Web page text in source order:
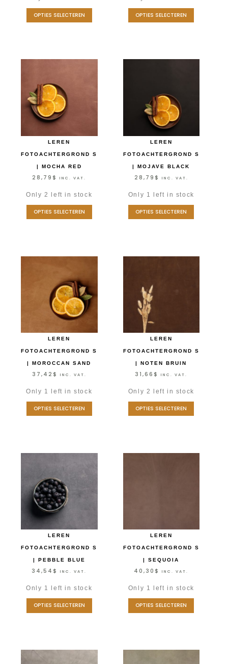
OPTIES SELECTEREN OPTIES SELECTEREN
LEREN
FOTOACHTERGROND S
| MOCHA RED
28,79 $ INC. VAT.
Only 2 left in stock
OPTIES SELECTEREN
LEREN
FOTOACHTERGROND S
| MOJAVE BLACK
28,79 $ INC. VAT.
Only 1 left in stock
OPTIES SELECTEREN
LEREN
FOTOACHTERGROND S
| MOROCCAN SAND
37,42 $ INC. VAT.
Only 1 left in stock
OPTIES SELECTEREN
LEREN
FOTOACHTERGROND S
| NOTEN BRUIN
31,66 $ INC. VAT.
Only 2 left in stock
OPTIES SELECTEREN
LEREN
FOTOACHTERGROND S
| PEBBLE BLUE
34,54 $ INC. VAT.
Only 1 left in stock
OPTIES SELECTEREN
LEREN
FOTOACHTERGROND S
| SEQUOIA
40,30 $ INC. VAT.
Only 1 left in stock
OPTIES SELECTEREN